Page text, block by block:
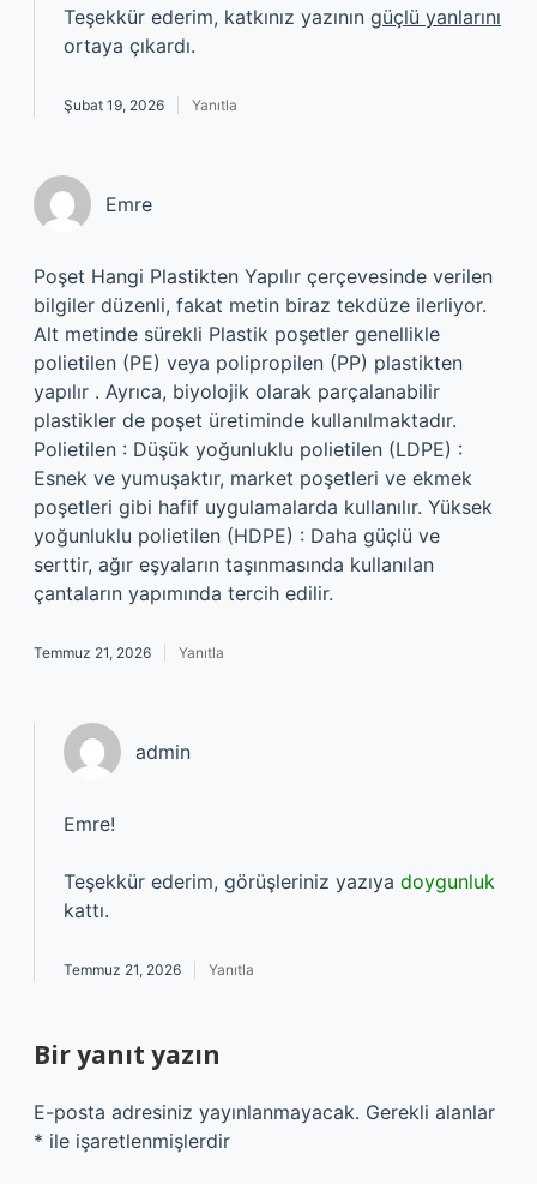
Teşekkür ederim, katkınız yazının güçlü yanlarını
ortaya çıkardı.
Şubat 19, 2026 Yanıtla
Emre
Poşet Hangi Plastikten Yapılır çerçevesinde verilen
bilgiler düzenli, fakat metin biraz tekdüze ilerliyor.
Alt metinde sürekli Plastik poşetler genellikle
polietilen (PE) veya polipropilen (PP) plastikten
yapılır . Ayrıca, biyolojik olarak parçalanabilir
plastikler de poşet üretiminde kullanılmaktadır.
Polietilen : Düşük yoğunluklu polietilen (LDPE) :
Esnek ve yumuşaktır, market poşetleri ve ekmek
poşetleri gibi hafif uygulamalarda kullanılır. Yüksek
yoğunluklu polietilen (HDPE) : Daha güçlü ve
serttir, ağır eşyaların taşınmasında kullanılan
çantaların yapımında tercih edilir.
Temmuz 21, 2026 Yanıtla
admin
Emre!
Teşekkür ederim, görüşleriniz yazıya doygunluk
kattı.
Temmuz 21, 2026 Yanıtla
Bir yanıt yazın
E-posta adresiniz yayınlanmayacak. Gerekli alanlar
* ile işaretlenmişlerdir